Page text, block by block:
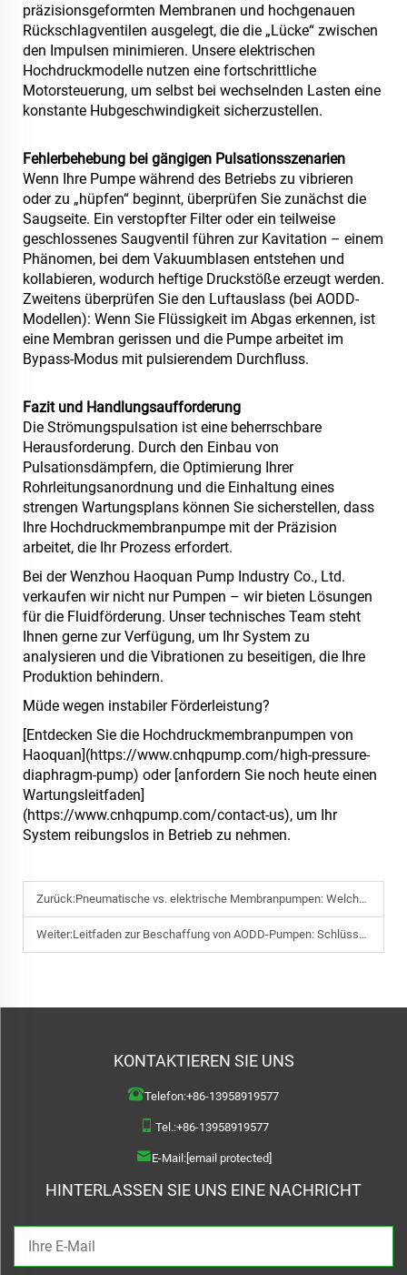
präzisionsgeformten Membranen und hochgenauen
Rückschlagventilen ausgelegt, die die „Lücke“ zwischen
den Impulsen minimieren. Unsere elektrischen
Hochdruckmodelle nutzen eine fortschrittliche
Motorsteuerung, um selbst bei wechselnden Lasten eine
konstante Hubgeschwindigkeit sicherzustellen.
Fehlerbehebung bei gängigen Pulsationsszenarien
Wenn Ihre Pumpe während des Betriebs zu vibrieren
oder zu „hüpfen“ beginnt, überprüfen Sie zunächst die
Saugseite. Ein verstopfter Filter oder ein teilweise
geschlossenes Saugventil führen zur Kavitation – einem
Phänomen, bei dem Vakuumblasen entstehen und
kollabieren, wodurch heftige Druckstöße erzeugt werden.
Zweitens überprüfen Sie den Luftauslass (bei AODD-
Modellen): Wenn Sie Flüssigkeit im Abgas erkennen, ist
eine Membran gerissen und die Pumpe arbeitet im
Bypass-Modus mit pulsierendem Durchfluss.
Fazit und Handlungsaufforderung
Die Strömungspulsation ist eine beherrschbare
Herausforderung. Durch den Einbau von
Pulsationsdämpfern, die Optimierung Ihrer
Rohrleitungsanordnung und die Einhaltung eines
strengen Wartungsplans können Sie sicherstellen, dass
Ihre Hochdruckmembranpumpe mit der Präzision
arbeitet, die Ihr Prozess erfordert.
Bei der Wenzhou Haoquan Pump Industry Co., Ltd.
verkaufen wir nicht nur Pumpen – wir bieten Lösungen
für die Fluidförderung. Unser technisches Team steht
Ihnen gerne zur Verfügung, um Ihr System zu
analysieren und die Vibrationen zu beseitigen, die Ihre
Produktion behindern.
Müde wegen instabiler Förderleistung?
[Entdecken Sie die Hochdruckmembranpumpen von
Haoquan](https://www.cnhqpump.com/high-pressure-
diaphragm-pump) oder [anfordern Sie noch heute einen
Wartungsleitfaden]
(https://www.cnhqpump.com/contact-us), um Ihr
System reibungslos in Betrieb zu nehmen.
Zurück:Pneumatische vs. elektrische Membranpumpen: Welche ist besser für den industriellen Bau?
Weiter:Leitfaden zur Beschaffung von AODD-Pumpen: Schlüsselkennzahlen für Einkaufsverantwortliche in Bergbau und Erdölindustrie
KONTAKTIEREN SIE UNS
Telefon:+86-13958919577
Tel.:+86-13958919577
E-Mail: [email protected]
HINTERLASSEN SIE UNS EINE NACHRICHT